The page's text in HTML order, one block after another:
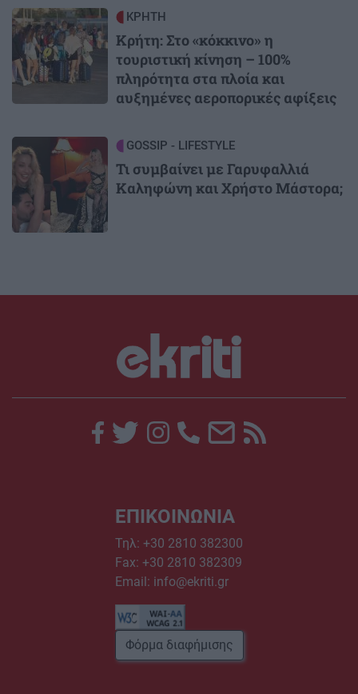
Image ΚΡΗΤΗ
Κρήτη: Στο «κόκκινο» η
τουριστική κίνηση – 100%
πληρότητα στα πλοία και
αυξημένες αεροπορικές αφίξεις
Image GOSSIP - LIFESTYLE
Τι συμβαίνει με Γαρυφαλλιά
Καληφώνη και Χρήστο Μάστορα;
ΕΠΙΚΟΙΝΩΝΙΑ
Τηλ: +30 2810 382300
Fax: +30 2810 382309
Email: info@ekriti.gr
Φόρμα διαφήμισης